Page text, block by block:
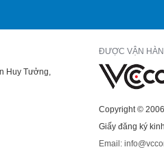
Huy Tưởng,
ĐƯỢC VẬN
Copyright ©
Giấy đăng ký
Email: